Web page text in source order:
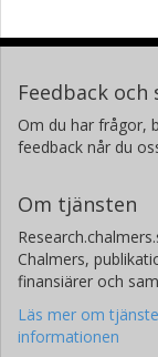
Feedback
Om du har frågor,
feedback når du
Om tjänsten
Chalmers,
finansiärer och
Läs mer om
informationen